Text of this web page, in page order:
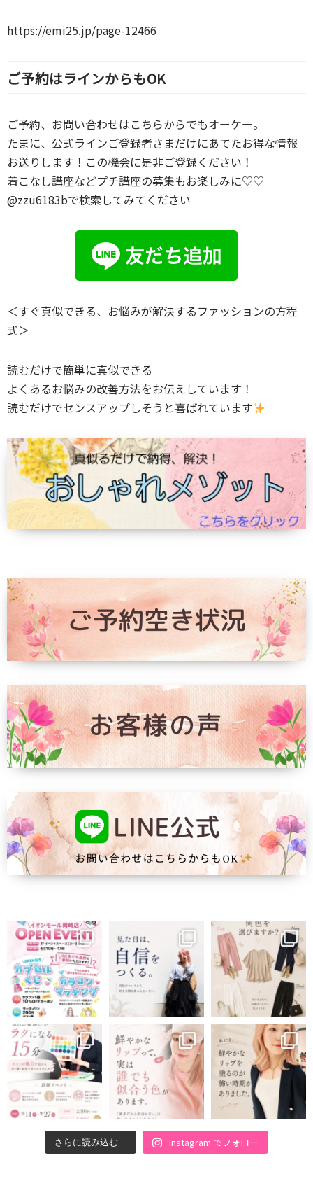
https://emi25.jp/page-12466
ご予約はラインからもOK
ご予約、お問い合わせはこちらからでもオーケー。
たまに、公式ラインご登録者さまだけにあてたお得な情報
お送りします！この機会に是非ご登録ください！
着こなし講座などプチ講座の募集もお楽しみに♡♡
@zzu6183bで検索してみてください
＜すぐ真似できる、お悩みが解決するファッションの方程
式＞
読むだけで簡単に真似できる
よくあるお悩みの改善方法をお伝えしています！
読むだけでセンスアップしそうと喜ばれています
さらに読み込む... Instagram でフォロー